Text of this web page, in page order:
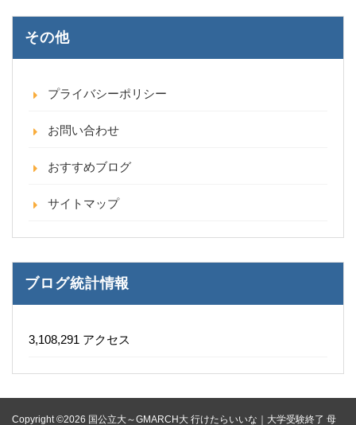
その他
プライバシーポリシー
お問い合わせ
おすすめブログ
サイトマップ
ブログ統計情報
3,108,291 アクセス
Copyright ©2026 国公立大～GMARCH大 行けたらいいな｜大学受験終了 母